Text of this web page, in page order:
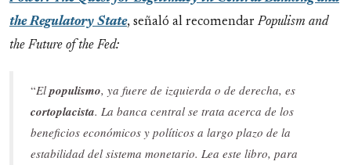
the Regulatory State, señaló al recomendar Populism and
the Future of the Fed:
“El populismo, ya fuere de izquierda o de derecha, es
cortoplacista. La banca central se trata acerca de los
beneficios económicos y políticos a largo plazo de la
estabilidad del sistema monetario. Lea este libro, para